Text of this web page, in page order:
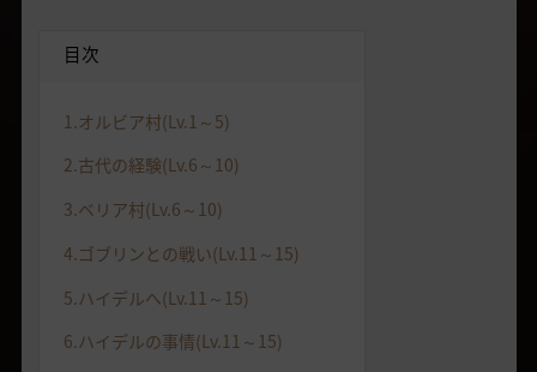
目次
1.オルビア村(Lv.1～5)
2.古代の経験(Lv.6～10)
3.ベリア村(Lv.6～10)
4.ゴブリンとの戦い(Lv.11～15)
5.ハイデルへ(Lv.11～15)
6.ハイデルの事情(Lv.11～15)